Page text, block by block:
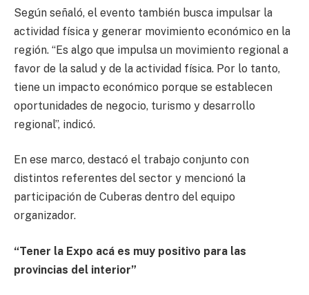
Según señaló, el evento también busca impulsar la
actividad física y generar movimiento económico en la
región. “Es algo que impulsa un movimiento regional a
favor de la salud y de la actividad física. Por lo tanto,
tiene un impacto económico porque se establecen
oportunidades de negocio, turismo y desarrollo
regional”, indicó.
En ese marco, destacó el trabajo conjunto con
distintos referentes del sector y mencionó la
participación de Cuberas dentro del equipo
organizador.
“Tener la Expo acá es muy positivo para las
provincias del interior”